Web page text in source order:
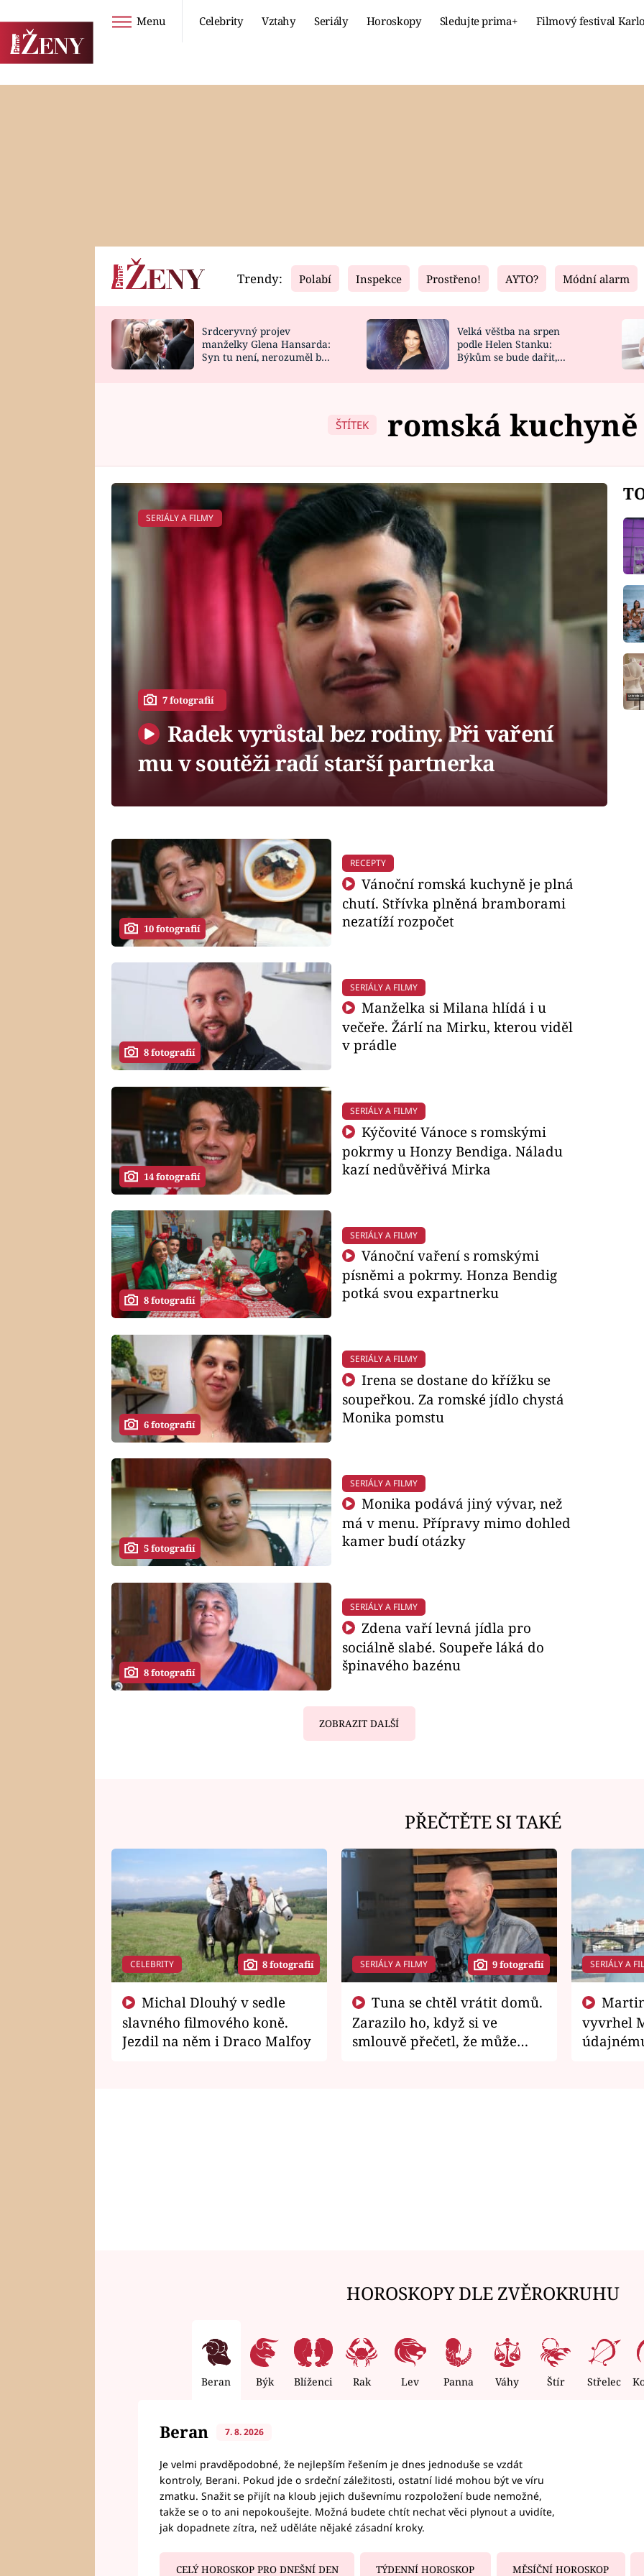
Menu Celebrity Vztahy Seriály Horoskopy Sledujte prima+ Filmový festival
Horoskopy
HOROSKOP NA
Video
CELEBRITY
VAŘENÍ
Fresh
NOVINKY
VIDEORECEPTY
Living
DESIGN
Trendy: Polabí Inspekce Prostřeno! AYTO? Módní alarm
Srdceryvný projev
manželky Glena Hansarda:
Syn tu není, nerozuměl by
Velká věštba na srpen
podle Helen Stanku:
Býkům se bude dařit,
ŠTÍTEK romská kuchyně
SERIÁLY A FILMY
7 fotografií
Radek vyrůstal bez rodiny. Při vaření
mu v soutěži radí starší partnerka
10 fotografií
RECEPTY
Vánoční romská kuchyně je plná
chutí. Střívka plněná bramborami
nezatíží rozpočet
8 fotografií
SERIÁLY A FILMY
Manželka si Milana hlídá i u
večeře. Žárlí na Mirku, kterou viděl
v prádle
14 fotografií
SERIÁLY A FILMY
Kýčovité Vánoce s romskými
pokrmy u Honzy Bendiga. Náladu
kazí nedůvěřivá Mirka
8 fotografií
SERIÁLY A FILMY
Vánoční vaření s romskými
písněmi a pokrmy. Honza Bendig
potká svou expartnerku
6 fotografií
SERIÁLY A FILMY
Irena se dostane do křížku se
soupeřkou. Za romské jídlo chystá
Monika pomstu
5 fotografií
SERIÁLY A FILMY
Monika podává jiný vývar, než
má v menu. Přípravy mimo dohled
kamer budí otázky
8 fotografií
SERIÁLY A FILMY
Zdena vaří levná jídla pro
sociálně slabé. Soupeře láká do
špinavého bazénu
ZOBRAZIT DALŠÍ
PŘEČTĚTE SI TAKÉ
CELEBRITY 8 fotografií
slavného filmového koně.
Jezdil na něm i Draco Malfoy
SERIÁLY A FILMY 9 fotografií
Zarazilo ho, když si ve
smlouvě přečetl, že může
SERIÁLY A
vyvrhel
HOROSKOPY DLE ZVĚROKRUHU
Beran Býk Blíženci Rak Lev Panna Váhy Štír Střelec
Beran 7. 8. 2026
Je velmi pravděpodobné, že nejlepším řešením je dnes jednoduše se vzdát
kontroly, Berani. Pokud jde o srdeční záležitosti, ostatní lidé mohou být ve víru
zmatku. Snažit se přijít na kloub jejich duševnímu rozpoložení bude nemožné,
takže se o to ani nepokoušejte. Možná budete chtít nechat věci plynout a uvidíte,
jak dopadnete zítra, než uděláte nějaké zásadní kroky.
CELÝ HOROSKOP PRO DNEŠNÍ DEN TÝDENNÍ HOROSKOP MĚSÍČNÍ HOROSKOP